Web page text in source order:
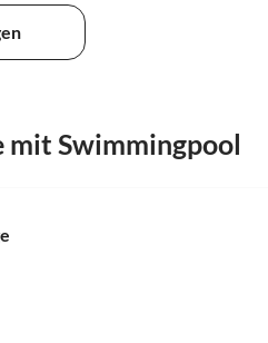
Swimmingpool